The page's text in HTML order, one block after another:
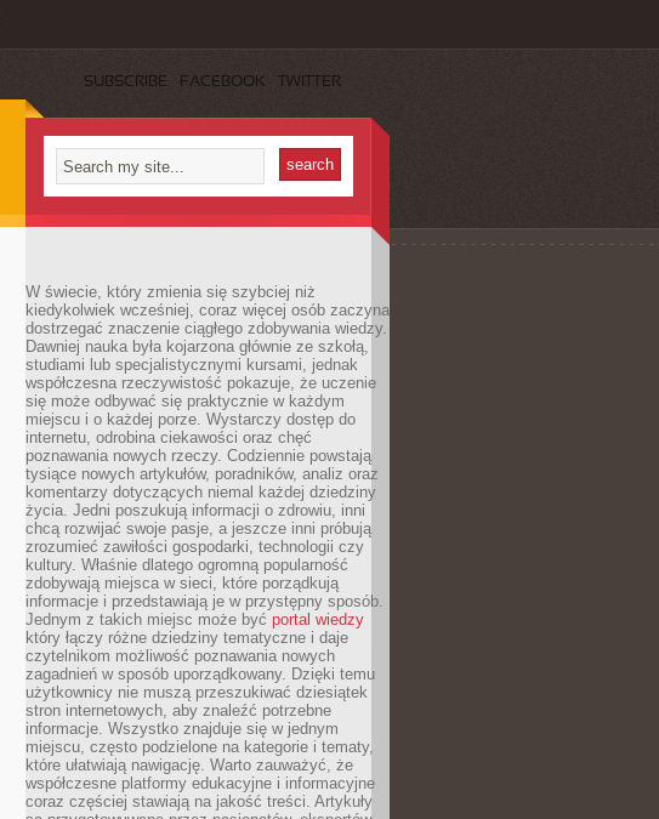
SUBSCRIBE FACEBOOK TWITTER
W świecie, który zmienia się szybciej niż
kiedykolwiek wcześniej, coraz więcej osób zaczyna
dostrzegać znaczenie ciągłego zdobywania wiedzy.
Dawniej nauka była kojarzona głównie ze szkołą,
studiami lub specjalistycznymi kursami, jednak
współczesna rzeczywistość pokazuje, że uczenie
się może odbywać się praktycznie w każdym
miejscu i o każdej porze. Wystarczy dostęp do
internetu, odrobina ciekawości oraz chęć
poznawania nowych rzeczy. Codziennie powstają
tysiące nowych artykułów, poradników, analiz oraz
komentarzy dotyczących niemal każdej dziedziny
życia. Jedni poszukują informacji o zdrowiu, inni
chcą rozwijać swoje pasje, a jeszcze inni próbują
zrozumieć zawiłości gospodarki, technologii czy
kultury. Właśnie dlatego ogromną popularność
zdobywają miejsca w sieci, które porządkują
informacje i przedstawiają je w przystępny sposób.
Jednym z takich miejsc może być portal wiedzy
który łączy różne dziedziny tematyczne i daje
czytelnikom możliwość poznawania nowych
zagadnień w sposób uporządkowany. Dzięki temu
użytkownicy nie muszą przeszukiwać dziesiątek
stron internetowych, aby znaleźć potrzebne
informacje. Wszystko znajduje się w jednym
miejscu, często podzielone na kategorie i tematy,
które ułatwiają nawigację. Warto zauważyć, że
współczesne platformy edukacyjne i informacyjne
coraz częściej stawiają na jakość treści. Artykuły